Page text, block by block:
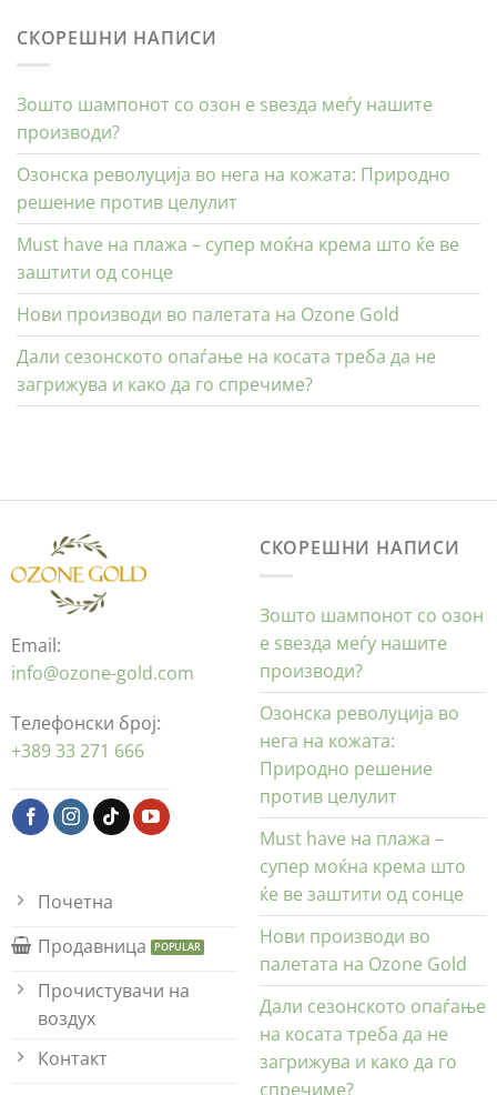
СКОРЕШНИ НАПИСИ
Зошто шампонот со озон е ѕвезда меѓу нашите
производи?
Озонска револуција во нега на кожата: Природно
решение против целулит
Must have на плажа – супер моќна крема што ќе ве
заштити од сонце
Нови производи во палетата на Ozone Gold
Дали сезонското опаѓање на косата треба да не
загрижува и како да го спречиме?
Email:
info@ozone-gold.com
Телефонски број:
+389 33 271 666
Почетна
Продавница
Прочистувачи на
воздух
Контакт
СКОРЕШНИ НАПИСИ
Зошто шампонот со озон
е ѕвезда меѓу нашите
производи?
Озонска револуција во
нега на кожата:
Природно решение
против целулит
Must have на плажа –
супер моќна крема што
ќе ве заштити од сонце
Нови производи во
палетата на Ozone Gold
Дали сезонското опаѓање
на косата треба да не
загрижува и како да го
спречиме?